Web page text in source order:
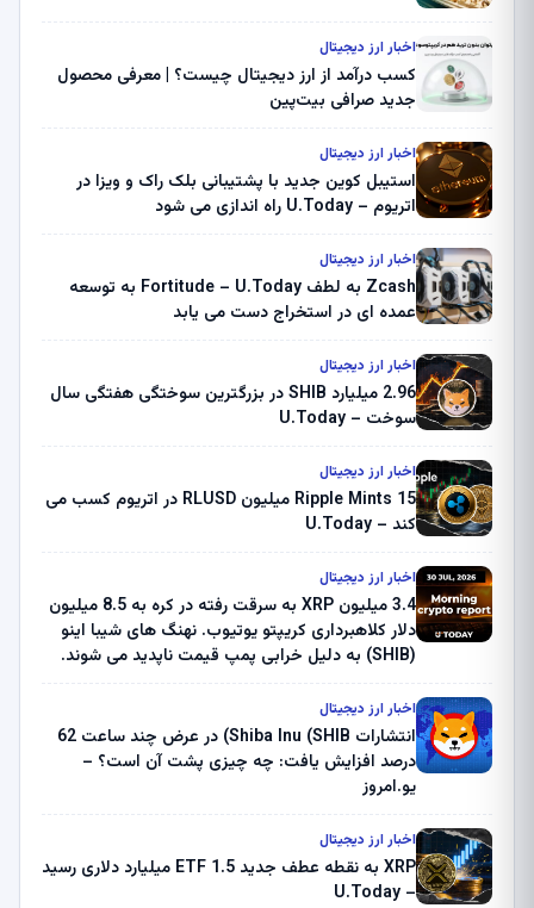
اخبار ارز دیجیتال
کسب درآمد از ارز دیجیتال چیست؟ | معرفی محصول
جدید صرافی بیت‌پین
اخبار ارز دیجیتال
استیبل کوین جدید با پشتیبانی بلک راک و ویزا در
اتریوم – U.Today راه اندازی می شود
اخبار ارز دیجیتال
Zcash به لطف Fortitude – U.Today به توسعه
عمده ای در استخراج دست می یابد
اخبار ارز دیجیتال
2.96 میلیارد SHIB در بزرگترین سوختگی هفتگی سال
سوخت – U.Today
اخبار ارز دیجیتال
Ripple Mints 15 میلیون RLUSD در اتریوم کسب می
کند – U.Today
اخبار ارز دیجیتال
3.4 میلیون XRP به سرقت رفته در کره به 8.5 میلیون
دلار کلاهبرداری کریپتو یوتیوب. نهنگ های شیبا اینو
(SHIB) به دلیل خرابی پمپ قیمت ناپدید می شوند.
ثبت کرد – گزارش کریپتو صبح – U.Today
اخبار ارز دیجیتال
انتشارات Shiba Inu (SHIB) در عرض چند ساعت 62
درصد افزایش یافت: چه چیزی پشت آن است؟ –
یو.امروز
اخبار ارز دیجیتال
XRP به نقطه عطف جدید ETF 1.5 میلیارد دلاری رسید
– U.Today